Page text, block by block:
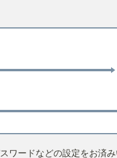
ードなどの設定をお済み